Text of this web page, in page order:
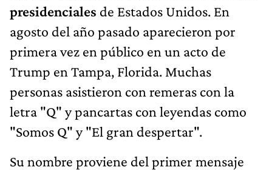
presidenciales de Estados Unidos. En
agosto del año pasado aparecieron por
primera vez en público en un acto de
Trump en Tampa, Florida. Muchas
personas asistieron con remeras con la
letra "Q" y pancartas con leyendas como
"Somos Q" y "El gran despertar".
Su nombre proviene del primer mensaje